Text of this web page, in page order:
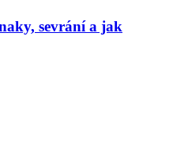
sevrání a jak